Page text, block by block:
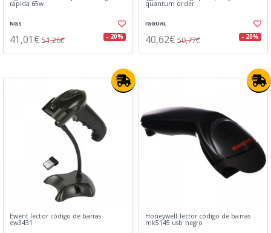
rapida 65w
NGS
41,01€ 51,26€ - 20%
quantum order
IGGUAL
40,62€ 50,77€ - 20%
Ewent lector código de barras
ew3431
Honeywell lector código de barras
mk5145 usb negro